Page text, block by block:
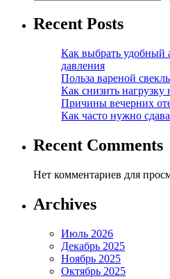
Recent Posts
Как выбрать удобный
давления
Польза вареной
Как снизить нагрузку
Причины вечерних
Как часто нужно
Recent Comments
Нет комментариев для
Archives
Июль 2026
Декабрь 2025
Ноябрь 2025
Октябрь 2025